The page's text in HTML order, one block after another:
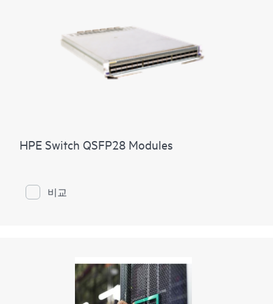
HPE Switch QSFP28 Modules
비교